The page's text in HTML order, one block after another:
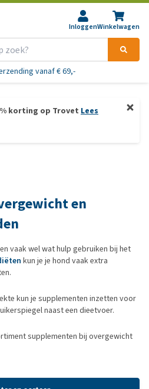
InloggenWinkelwagen
vanaf € 69,-
korting op Trovet Lees
en
vaak wel wat hulp gebruiken bij het
kun je je hond vaak extra
kun je supplementen inzetten voor
naast een dieetvoer.
supplementen bij overgewicht